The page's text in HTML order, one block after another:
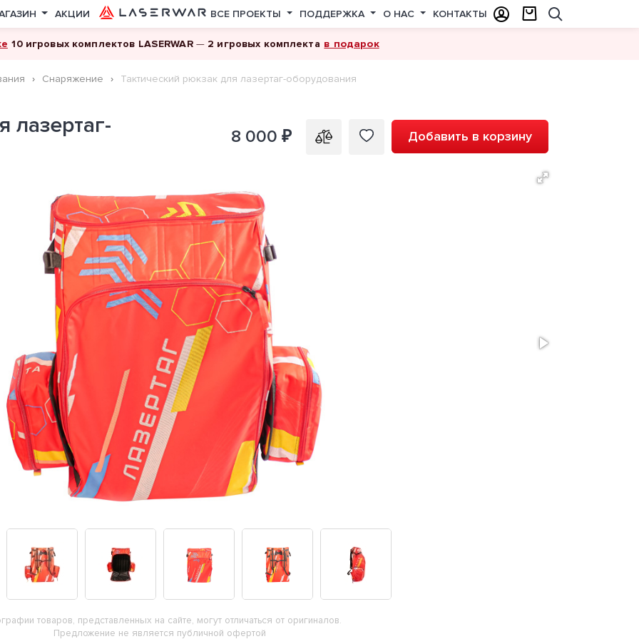
АКЦИИ ВСЕ ПРОЕКТЫ ПОДДЕРЖКА О НАС КОНТАКТЫ
10 игровых комплектов LASERWAR— 2 игровых комплекта в подарок
Снаряжение Тактический рюкзак для лазертаг-оборудования
8 000 ₽
лазертаг- 8 000 ₽ Добавить в корзину
товаров, представленных на сайте, могут отличаться от оригиналов.
Предложение не является публичной офертой